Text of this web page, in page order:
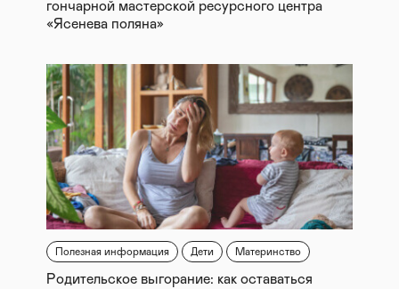
гончарной мастерской ресурсного центра
«Ясенева поляна»
Полезная информация Дети Материнство
Родительское выгорание: как оставаться